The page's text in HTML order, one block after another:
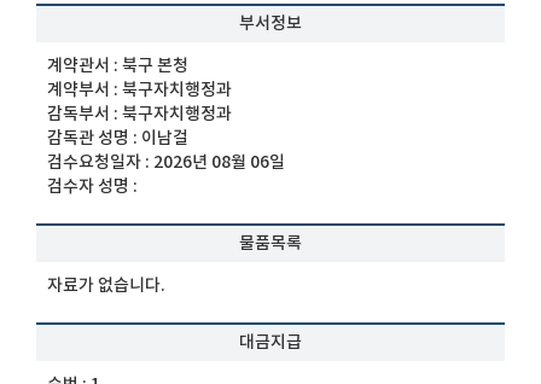
부서정보
계약관서 :북구 본청
계약부서 :북구자치행정과
감독부서 :북구자치행정과
감독관 성명 : 이남걸
검수요청일자 : 2026년 08월 06일
검수자 성명 :
물품목록
자료가 없습니다.
대금지급